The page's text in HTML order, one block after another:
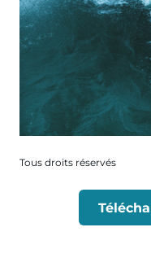
Tous droits réservés